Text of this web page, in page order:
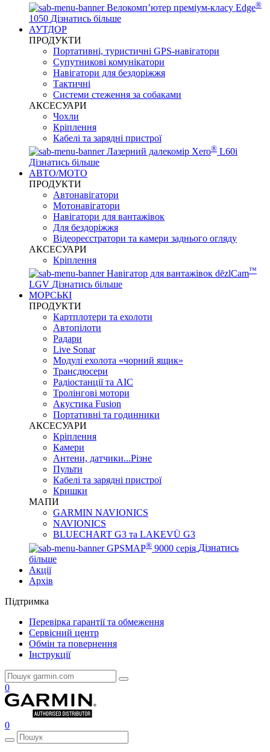
Велокомп’ютер преміум-класу Edge®
1050 Дізнатись більше
АУТДОР
ПРОДУКТИ
Портативні, туристичні GPS-навігатори
Супутникові комунікатори
Навігатори для бездоріжжя
Тактичні
Системи стеження за собаками
АКСЕСУАРИ
Чохли
Кріплення
Кабелі та зарядні пристрої
Лазерний далекомір Xero® L60i
Дізнатись більше
АВТО/МОТО
ПРОДУКТИ
Автонавігатори
Мотонавігатори
Навігатори для вантажівок
Для бездоріжжя
Відеореєстратори та камери заднього огляду
АКСЕСУАРИ
Кріплення
Навігатор для вантажівок dēzlCam™
LGV Дізнатись більше
МОРСЬКІ
ПРОДУКТИ
Картплотери та ехолоти
Автопілоти
Радари
Live Sonar
Модулі ехолота «чорний ящик»
Трансдюсери
Радіостанції та АІС
Тролінгові мотори
Акустика Fusion
Портативні та годинники
АКСЕСУАРИ
Кріплення
Камери
Антени, датчики...Різне
Пульти
Кабелі та зарядні пристрої
Кришки
МАПИ
GARMIN NAVIONICS
NAVIONICS
BLUECHART G3 та LAKEVÜ G3
GPSMAP® 9000 серія Дізнатись
більше
Акції
Архів
Підтримка
Перевірка гарантії та обмеження
Сервісний центр
Обмін та повернення
Інструкції
0
0